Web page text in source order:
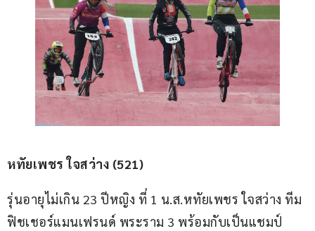
หทัยเพชร ใจสว่าง (521)
รุ่นอายุไม่เกิน 23 ปีหญิง ที่ 1 น.ส.หทัยเพชร ใจสว่าง ทีม
ฟิชเชอร์แมนเฟรนด์ พระราม 3 พร้อมกับเป็นแชมป์